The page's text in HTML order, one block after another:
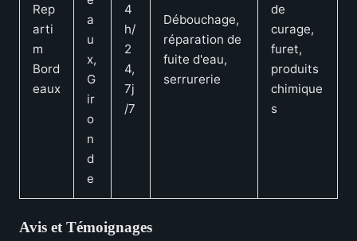
Rep
arti
m
Bord
eaux
a
u
x,
G
ir
o
n
d
e
4
h/
2
4,
7j
/7
Débouchage,
réparation de
fuite d'eau,
serrurerie
de
curage,
furet,
produits
chimique
s
Avis et Témoignages